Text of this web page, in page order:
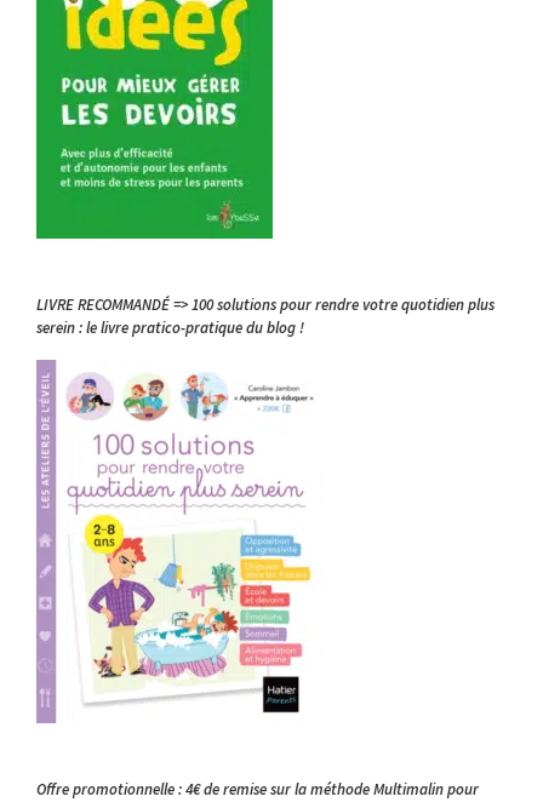
LIVRE RECOMMANDÉ => 100 solutions pour rendre votre quotidien plus
serein : le livre pratico-pratique du blog !
Offre promotionnelle : 4€ de remise sur la méthode Multimalin pour